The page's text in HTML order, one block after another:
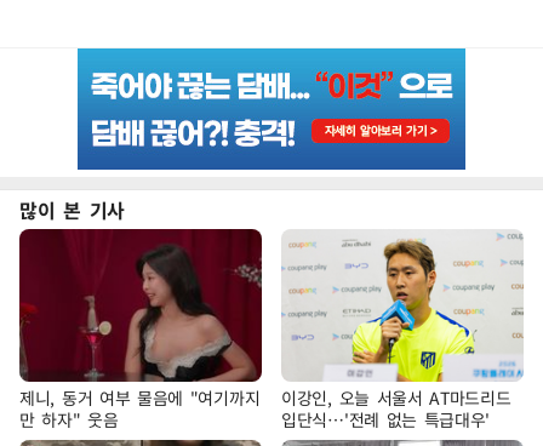
많이 본 기사
제니, 동거 여부 물음에 "여기까지
만 하자" 웃음
이강인, 오늘 서울서 AT마드리드
입단식…'전례 없는 특급대우'